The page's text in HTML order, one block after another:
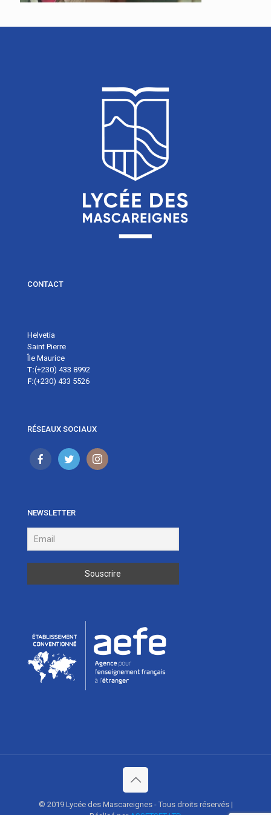
CONTACT
Helvetia
Saint Pierre
Île Maurice
T:(+230) 433 8992
F:(+230) 433 5526
RÉSEAUX SOCIAUX
NEWSLETTER
© 2019 Lycée des Mascareignes - Tous droits réservés |